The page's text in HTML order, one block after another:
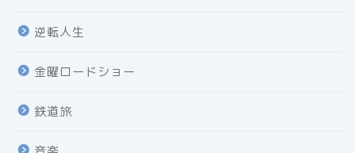
逆転人生
金曜ロードショー
鉄道旅